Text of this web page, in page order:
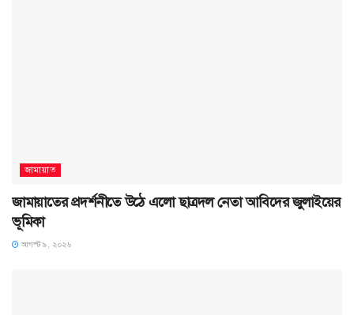
জামায়াত
জামায়াতের প্রদর্শনীতে উঠে এলো ছাত্রদল নেতা আবিদের জুলাইয়ের
ভূমিকা
আগস্ট ৯, ২০২৬